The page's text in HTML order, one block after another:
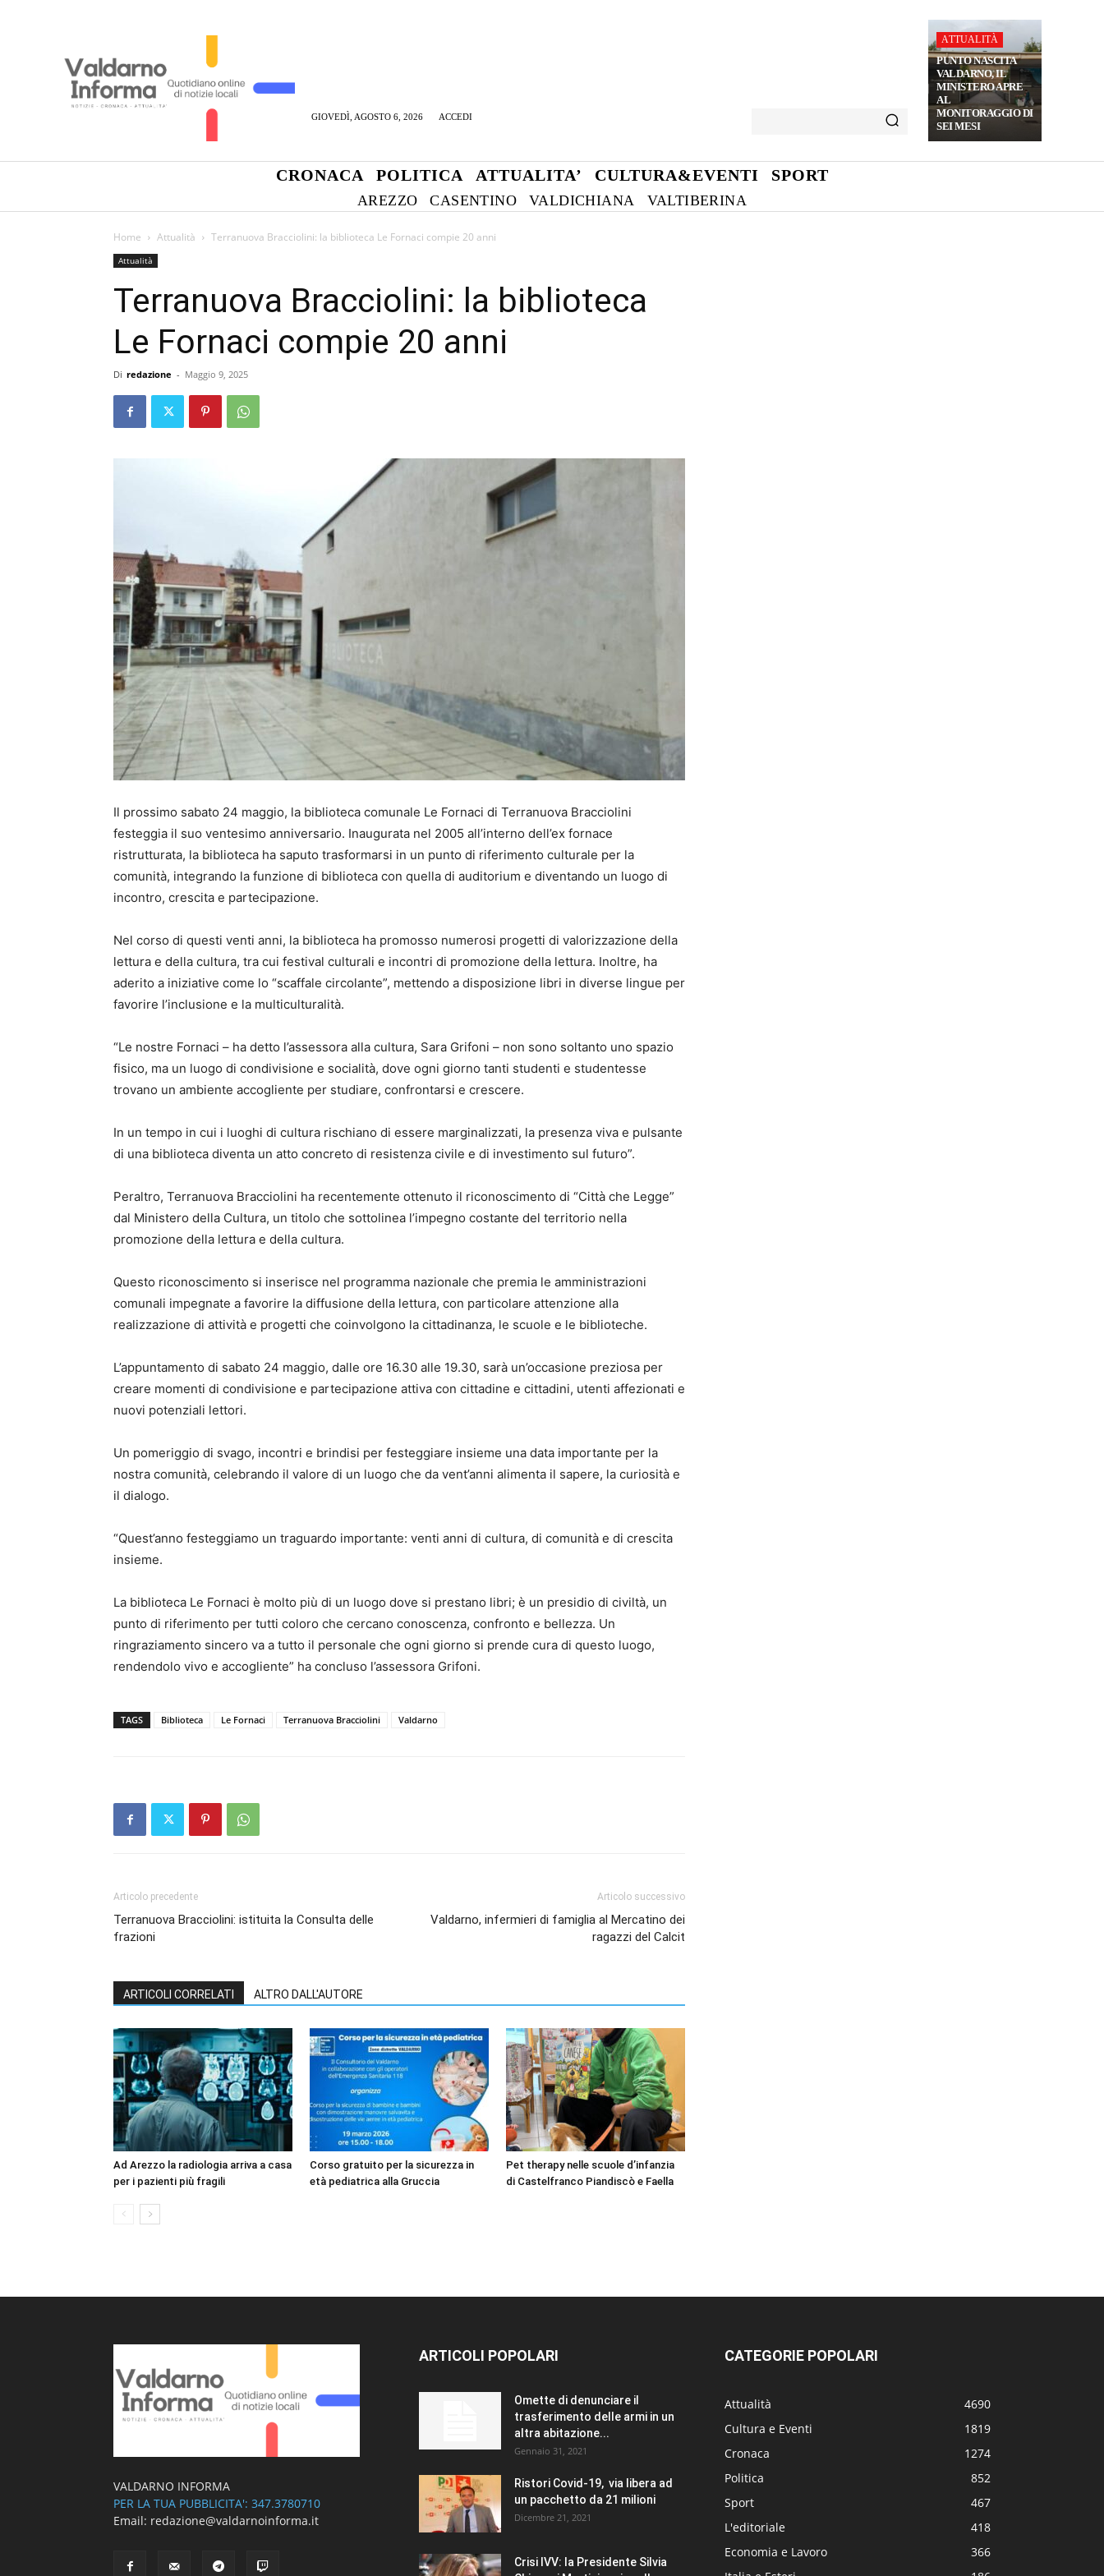
GIOVEDÌ, AGOSTO 6, 2026 ACCEDI
ATTUALITÀ
PUNTO NASCITA
VALDARNO, IL
MINISTERO APRE
AL
MONITORAGGIO DI
SEI MESI
CRONACA POLITICA ATTUALITA’ CULTURA&EVENTI SPORT
AREZZO CASENTINO VALDICHIANA VALTIBERINA
Home Attualità Terranuova Bracciolini: la biblioteca Le Fornaci compie 20 anni
Attualità
Terranuova Bracciolini: la biblioteca
Le Fornaci compie 20 anni
Di redazione - Maggio 9, 2025
Il prossimo sabato 24 maggio, la biblioteca comunale Le Fornaci di Terranuova Bracciolini
festeggia il suo ventesimo anniversario. Inaugurata nel 2005 all’interno dell’ex fornace
ristrutturata, la biblioteca ha saputo trasformarsi in un punto di riferimento culturale per la
comunità, integrando la funzione di biblioteca con quella di auditorium e diventando un luogo di
incontro, crescita e partecipazione.
Nel corso di questi venti anni, la biblioteca ha promosso numerosi progetti di valorizzazione della
lettura e della cultura, tra cui festival culturali e incontri di promozione della lettura. Inoltre, ha
aderito a iniziative come lo “scaffale circolante”, mettendo a disposizione libri in diverse lingue per
favorire l’inclusione e la multiculturalità.
“Le nostre Fornaci – ha detto l’assessora alla cultura, Sara Grifoni – non sono soltanto uno spazio
fisico, ma un luogo di condivisione e socialità, dove ogni giorno tanti studenti e studentesse
trovano un ambiente accogliente per studiare, confrontarsi e crescere.
In un tempo in cui i luoghi di cultura rischiano di essere marginalizzati, la presenza viva e pulsante
di una biblioteca diventa un atto concreto di resistenza civile e di investimento sul futuro”.
Peraltro, Terranuova Bracciolini ha recentemente ottenuto il riconoscimento di “Città che Legge”
dal Ministero della Cultura, un titolo che sottolinea l’impegno costante del territorio nella
promozione della lettura e della cultura.
Questo riconoscimento si inserisce nel programma nazionale che premia le amministrazioni
comunali impegnate a favorire la diffusione della lettura, con particolare attenzione alla
realizzazione di attività e progetti che coinvolgono la cittadinanza, le scuole e le biblioteche.
L’appuntamento di sabato 24 maggio, dalle ore 16.30 alle 19.30, sarà un’occasione preziosa per
creare momenti di condivisione e partecipazione attiva con cittadine e cittadini, utenti affezionati e
nuovi potenziali lettori.
Un pomeriggio di svago, incontri e brindisi per festeggiare insieme una data importante per la
nostra comunità, celebrando il valore di un luogo che da vent’anni alimenta il sapere, la curiosità e
il dialogo.
“Quest’anno festeggiamo un traguardo importante: venti anni di cultura, di comunità e di crescita
insieme.
La biblioteca Le Fornaci è molto più di un luogo dove si prestano libri; è un presidio di civiltà, un
punto di riferimento per tutti coloro che cercano conoscenza, confronto e bellezza. Un
ringraziamento sincero va a tutto il personale che ogni giorno si prende cura di questo luogo,
rendendolo vivo e accogliente” ha concluso l’assessora Grifoni.
TAGS Biblioteca Le Fornaci Terranuova Bracciolini Valdarno
Articolo precedente
Terranuova Bracciolini: istituita la Consulta delle
frazioni
Articolo successivo
Valdarno, infermieri di famiglia al Mercatino dei
ragazzi del Calcit
ARTICOLI CORRELATI ALTRO DALL'AUTORE
Ad Arezzo la radiologia arriva a casa
per i pazienti più fragili
Corso gratuito per la sicurezza in
età pediatrica alla Gruccia
Pet therapy nelle scuole d’infanzia
di Castelfranco Piandiscò e Faella
VALDARNO INFORMA
PER LA TUA PUBBLICITA': 347.3780710
Email: redazione@valdarnoinforma.it
ARTICOLI POPOLARI
Omette di denunciare il
trasferimento delle armi in un
altra abitazione...
Gennaio 31, 2021
Ristori Covid-19, via libera ad
un pacchetto da 21 milioni
Dicembre 21, 2021
Crisi IVV: la Presidente Silvia
CATEGORIE POPOLARI
Attualità
4690
Cultura e Eventi
1819
Cronaca
1274
Politica
852
Sport
467
L'editoriale
418
Economia e Lavoro
366